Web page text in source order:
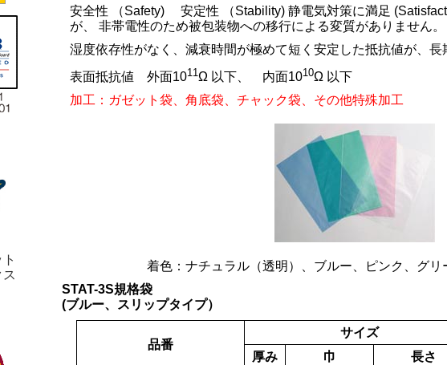
安全性 （Safety) 安定性 （Stability) 静電気対策に満足
が、 非帯電性のため被包装物への移行による変質がありません。
湿度依存性がなく、減衰時間が極めて短く安定した抵抗値が、長
表面抵抗値 外面1011Ω 以下、 内面1010Ω 以下
加工：ガゼット袋、角底袋、チャック袋、その他特殊加工
着色：ナチュラル（透明）、ブルー、ピンク、グリ
STAT-3S規格袋
(ブルー、スリップタイプ）
品番
サイズ
厚み 巾
長さ